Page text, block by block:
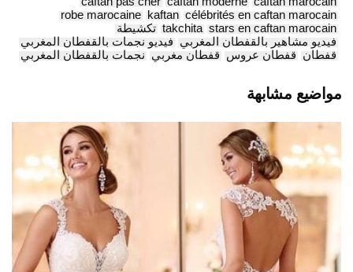
célébrités en caftan marocain
kaftan
robe marocaine
stars en caftan marocain
takchita تكشيطة
فيديو مشاهير بالقفطان المغربي فيديو نجمات بالقفطان المغربي
قفطان قفطان عروس قفطان مغربي نجمات بالقفطان المغربي
مواضيع مشابهة